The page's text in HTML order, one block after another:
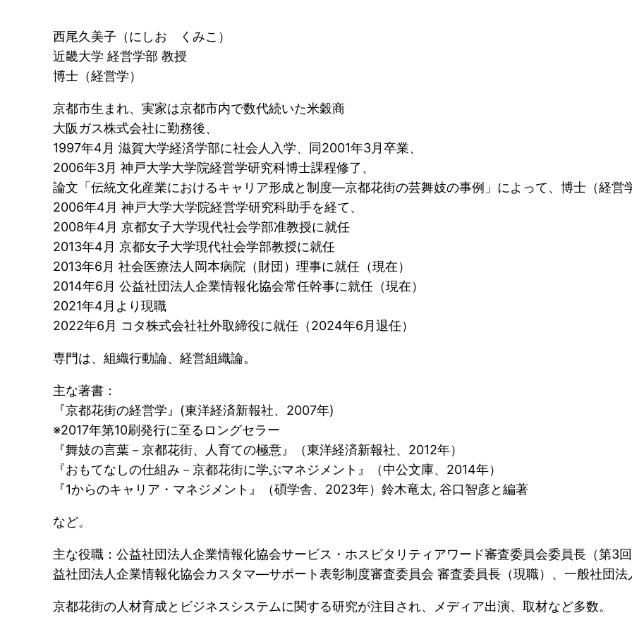
西尾久美子（にしお くみこ）
近畿大学 経営学部 教授
博士（経営学）
京都市生まれ、実家は京都市内で数代続いた米穀商
大阪ガス株式会社に勤務後、
1997年4月 滋賀大学経済学部に社会人入学、同2001年3月卒業、
2006年3月 神戸大学大学院経営学研究科博士課程修了、
論文「伝統文化産業におけるキャリア形成と制度―京都花街の芸舞妓の事例」によって、博士（経営
2006年4月 神戸大学大学院経営学研究科助手を経て、
2008年4月 京都女子大学現代社会学部准教授に就任
2013年4月 京都女子大学現代社会学部教授に就任
2013年6月 社会医療法人岡本病院（財団）理事に就任（現在）
2014年6月 公益社団法人企業情報化協会常任幹事に就任（現在）
2021年4月より現職
2022年6月 コタ株式会社社外取締役に就任（2024年6月退任）
専門は、組織行動論、経営組織論。
主な著書：
『京都花街の経営学』(東洋経済新報社、2007年)
※2017年第10刷発行に至るロングセラー
『舞妓の言葉－京都花街、人育ての極意』（東洋経済新報社、2012年）
『おもてなしの仕組み－京都花街に学ぶマネジメント』（中公文庫、2014年）
『1からのキャリア・マネジメント』（碩学舎、2023年）鈴木竜太, 谷口智彦と編著
など。
主な役職：公益社団法人企業情報化協会サービス・ホスピタリティアワード審査委員会委員長（第3
益社団法人企業情報化協会カスタマ―サポート表彰制度審査委員会 審査委員長（現職）、一般社団法
京都花街の人材育成とビジネスシステムに関する研究が注目され、メディア出演、取材など多数。